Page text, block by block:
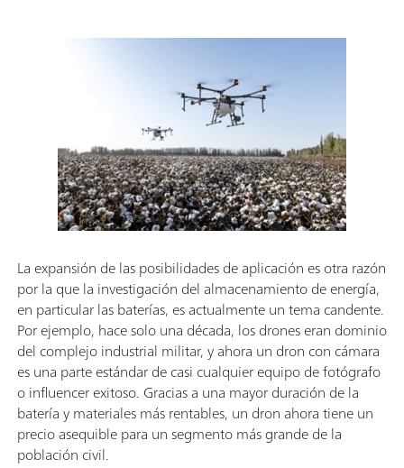
La expansión de las posibilidades de aplicación es otra razón
por la que la investigación del almacenamiento de energía,
en particular las baterías, es actualmente un tema candente.
Por ejemplo, hace solo una década, los drones eran dominio
del complejo industrial militar, y ahora un dron con cámara
es una parte estándar de casi cualquier equipo de fotógrafo
o influencer exitoso. Gracias a una mayor duración de la
batería y materiales más rentables, un dron ahora tiene un
precio asequible para un segmento más grande de la
población civil.